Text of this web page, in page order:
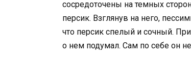
сосредоточены на темных
персик. Взглянув на него,
что персик спелый и сочный.
о нем подумал. Сам по себе он